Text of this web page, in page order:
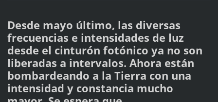
Desde mayo último, las diversas
frecuencias e intensidades de luz
desde el cinturón fotónico ya no son
liberadas a intervalos. Ahora están
bombardeando a la Tierra con una
intensidad y constancia mucho